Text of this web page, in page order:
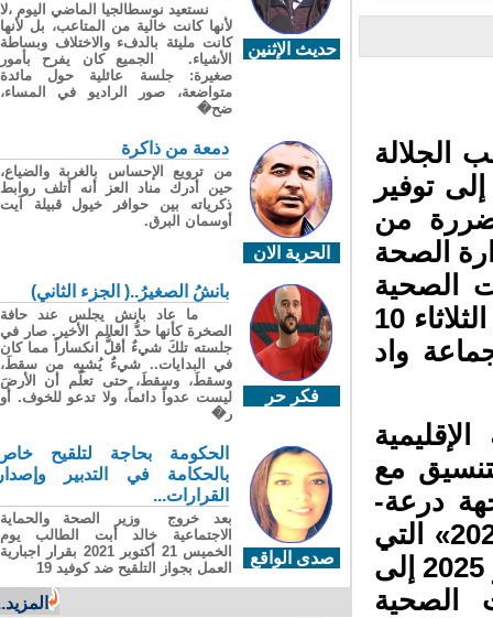
الجلالة
توفير
من
الصحة
الصحية
من ساكنة المناطق القروية والجبلية، نُظِّمت يوم الثلاثاء 10
واد
مع
درعة-
تافيلالت، وذلك في إطار عملية «رعاية 2025–2026» التي
أطلقتها الوزارة خلال الفترة الممتدة من 15 نونبر 2025 إلى
الصحية
حديث الإثنين
نستعيد نوسطالجيا الماضي اليوم ،لا
لأنها كانت خالية من المتاعب، بل لأنها
كانت مليئة بالدفء والاختلاف وبساطة
الأشياء. الجميع كان يفرح بأمور
صغيرة: جلسة عائلية حول مائدة
متواضعة، صور الراديو في المساء،
ضح�
الحرية الان
دمعة من ذاكرة
من ترويع الإحساس بالغربة والضياع،
حين أدرك مناد العز أنه أتلف روابط
ذكرياته بين حوافر خيول قبيلة آيت
أوسمان البرق.
فكر حر
بانشُ الصغيرُ..( الجزء الثاني)
ما عاد بانش يجلس عند حافة
الصخرة كأنها حدُّ العالم الأخير. صار في
جلسته تلكَ شيءٌ أقلُّ انكساراً مما كان
في البدايات.. شيءٌ يُشبِه من سقطَ،
وسقطَ، وسقطَ، حتى تعلّم أن الأرضَ
ليست عدواً دائماً، ولا تدعو للخوف. أو
ر�
صدى الواقع
الحكومة بحاجة لتلقيح خاص
بالحكامة في التدبير وإصدار
القرارات...
بعد خروج وزير الصحة والحماية
الاجتماعية خالد أبت الطالب يوم
الخميس 21 أكتوبر 2021 بقرار اجبارية
العمل بجواز التلقيح ضد كوفيد 19
المزيد...